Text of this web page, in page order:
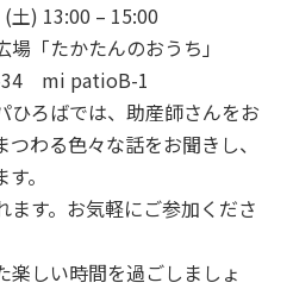
土) 13:00 – 15:00
「たかたんのおうち」
34 mi patioB-1
ひろばでは、助産師さんをお
わる色々な話をお聞きし、
。
す。お気軽にご参加くださ
楽しい時間を過ごしましょ